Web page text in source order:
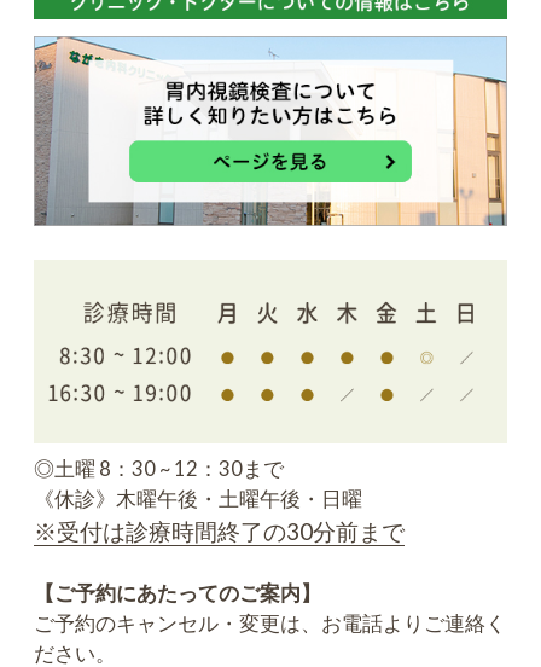
◎土曜 8：30 ~ 12：30まで
《休診》木曜午後・土曜午後・日曜
※受付は診療時間終了の30分前まで
【ご予約にあたってのご案内】
ご予約のキャンセル・変更は、お電話よりご連絡く
ださい。